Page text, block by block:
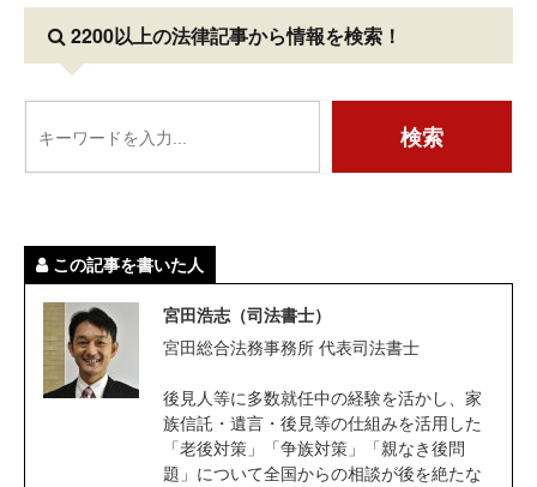
2200以上の法律記事から情報を検索！
この記事を書いた人
宮田浩志（司法書士）
宮田総合法務事務所 代表司法書士
後見人等に多数就任中の経験を活かし、家
族信託・遺言・後見等の仕組みを活用した
「老後対策」「争族対策」「親なき後問
題」について全国からの相談が後を絶たな